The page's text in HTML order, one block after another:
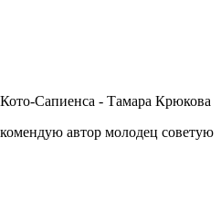
Сапиенса - Тамара Крюкова
автор молодец советую